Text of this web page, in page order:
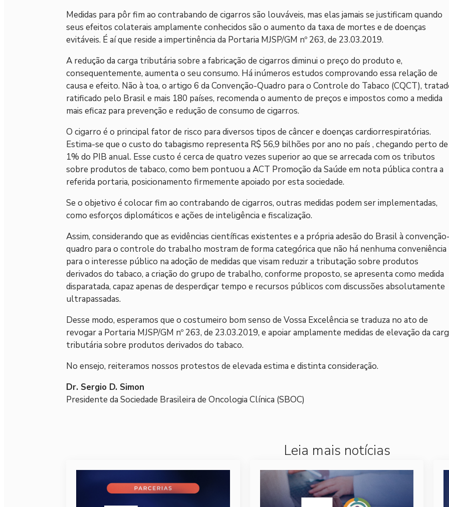
Medidas para pôr fim ao contrabando de cigarros são louváveis, mas elas jamais se justificam quando
seus efeitos colaterais amplamente conhecidos são o aumento da taxa de mortes e de doenças
evitáveis. É aí que reside a impertinência da Portaria MJSP/GM nº 263, de 23.03.2019.
A redução da carga tributária sobre a fabricação de cigarros diminui o preço do produto e,
consequentemente, aumenta o seu consumo. Há inúmeros estudos comprovando essa relação de
causa e efeito. Não à toa, o artigo 6 da Convenção-Quadro para o Controle do Tabaco (CQCT),
ratificado pelo Brasil e mais 180 países, recomenda o aumento de preços e impostos como a medida
mais eficaz para prevenção e redução de consumo de cigarros.
O cigarro é o principal fator de risco para diversos tipos de câncer e doenças cardiorrespiratórias.
Estima-se que o custo do tabagismo representa R$ 56,9 bilhões por ano no país , chegando perto de
1% do PIB anual. Esse custo é cerca de quatro vezes superior ao que se arrecada com os tributos
sobre produtos de tabaco, como bem pontuou a ACT Promoção da Saúde em nota pública contra a
referida portaria, posicionamento firmemente apoiado por esta sociedade.
Se o objetivo é colocar fim ao contrabando de cigarros, outras medidas podem ser implementadas,
como esforços diplomáticos e ações de inteligência e fiscalização.
Assim, considerando que as evidências científicas existentes e a própria adesão do Brasil à
quadro para o controle do trabalho mostram de forma categórica que não há nenhuma conveniência
para o interesse público na adoção de medidas que visam reduzir a tributação sobre produtos
derivados do tabaco, a criação do grupo de trabalho, conforme proposto, se apresenta como medida
disparatada, capaz apenas de desperdiçar tempo e recursos públicos com discussões absolutamente
ultrapassadas.
Desse modo, esperamos que o costumeiro bom senso de Vossa Excelência se traduza no ato de
revogar a Portaria MJSP/GM nº 263, de 23.03.2019, e apoiar amplamente medidas de elevação da
tributária sobre produtos derivados do tabaco.
No ensejo, reiteramos nossos protestos de elevada estima e distinta consideração.
Dr. Sergio D. Simon
Presidente da Sociedade Brasileira de Oncologia Clínica (SBOC)
Leia mais notícias